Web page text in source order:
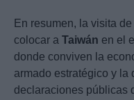
En resumen, la visita
colocar a Taiwán en el
donde conviven la
armado estratégico y
declaraciones públicas